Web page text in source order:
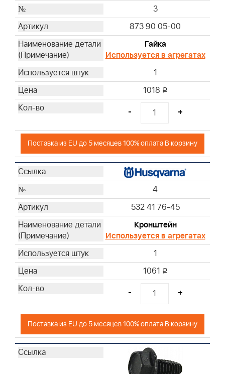
3
873 90 05-00
Гайка
Используется в агрегатах
1
1018 i
- +
Поставка из EU до 5 месяцев 100% оплата В корзину
4
532 41 76-45
Кронштейн
Используется в агрегатах
1
1061 i
- +
Поставка из EU до 5 месяцев 100% оплата В корзину